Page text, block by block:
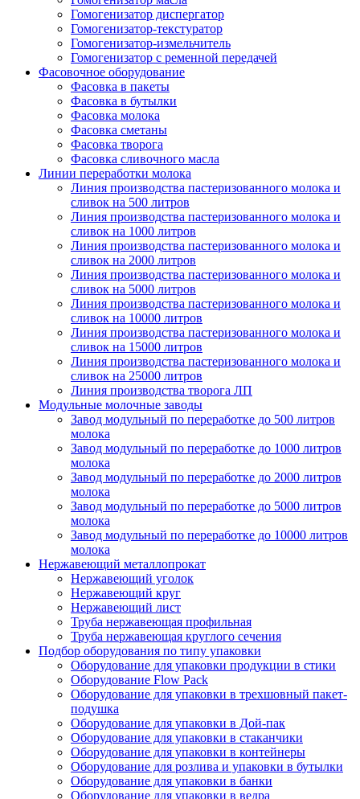
Гомогенизатор диспергатор
Гомогенизатор-текстуратор
Гомогенизатор-измельчитель
Гомогенизатор с ременной передачей
Фасовочное оборудование
Фасовка в пакеты
Фасовка в бутылки
Фасовка молока
Фасовка сметаны
Фасовка творога
Фасовка сливочного масла
Линии переработки молока
Линия производства пастеризованного молока и
сливок на 500 литров
Линия производства пастеризованного молока и
сливок на 1000 литров
Линия производства пастеризованного молока и
сливок на 2000 литров
Линия производства пастеризованного молока и
сливок на 5000 литров
Линия производства пастеризованного молока и
сливок на 10000 литров
Линия производства пастеризованного молока и
сливок на 15000 литров
Линия производства пастеризованного молока и
сливок на 25000 литров
Линия производства творога ЛП
Модульные молочные заводы
Завод модульный по переработке до 500 литров
молока
Завод модульный по переработке до 1000 литров
молока
Завод модульный по переработке до 2000 литров
молока
Завод модульный по переработке до 5000 литров
молока
Завод модульный по переработке до 10000 литров
молока
Нержавеющий металлопрокат
Нержавеющий уголок
Нержавеющий круг
Нержавеющий лист
Труба нержавеющая профильная
Труба нержавеющая круглого сечения
Подбор оборудования по типу упаковки
Оборудование для упаковки продукции в стики
Оборудование Flow Pack
Оборудование для упаковки в трехшовный пакет-
подушка
Оборудование для упаковки в Дой-пак
Оборудование для упаковки в стаканчики
Оборудование для упаковки в контейнеры
Оборудование для розлива и упаковки в бутылки
Оборудование для упаковки в банки
Оборудование для упаковки в ведра